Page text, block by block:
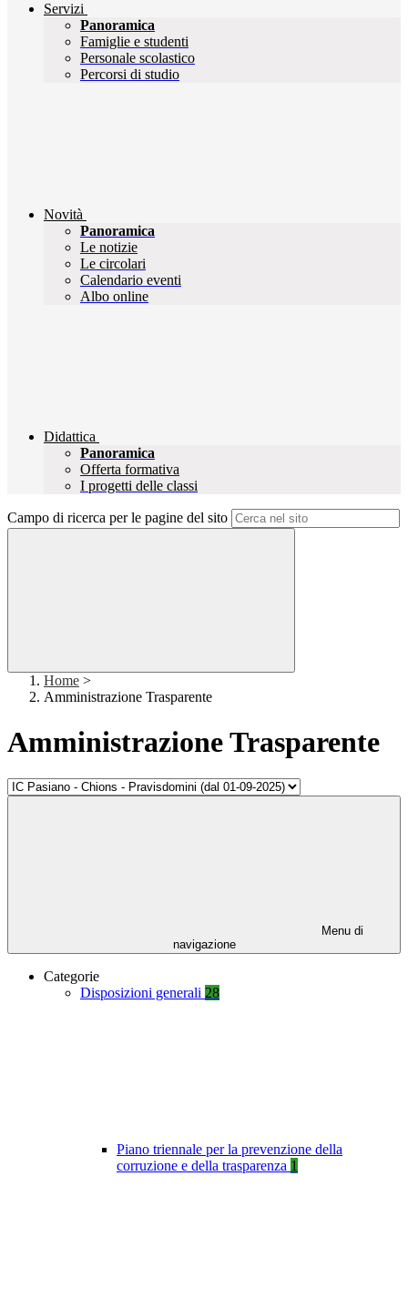
Servizi
Panoramica
Famiglie e studenti
Personale scolastico
Percorsi di studio
Novità
Panoramica
Le notizie
Le circolari
Calendario eventi
Albo online
Didattica
Panoramica
Offerta formativa
I progetti delle classi
Campo di ricerca per le pagine del sito
Home >
Amministrazione Trasparente
Amministrazione Trasparente
Menu di
navigazione
Categorie
Disposizioni generali 28
Piano triennale per la prevenzione della
corruzione e della trasparenza 1